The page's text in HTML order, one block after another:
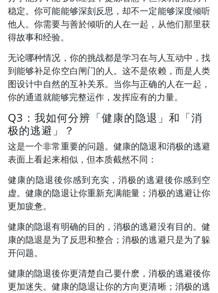
稳定。你可能能够深刻反思，却不一定能够深度倾听
他人。你需要与善於倾听的人在一起，从他们那里获
得故事和经验。
无论哪种情况，你的挑战都是学习在与人互动中，找
到能够补足你空白闸门的人。这不是依赖，而是人类
图设计中自然的互补关系。当你与正确的人在一起，
你的通道就能够完整运作，发挥应有的力量。
Q3：我如何分辨「健康的隐退」和「消
极的逃避」？
这是一个非常重要的问题。健康的隐退和消极的逃避
表面上看起来相似，但本质截然不同：
健康的隐退後你感到充实，消极的逃避後你感到空
虚。健康的隐退让你重新充满能量；消极的逃避让你
更加疲惫。
健康的隐退有明确的目的，消极的逃避没有目的。健
康的隐退是为了反思和整合；消极的逃避只是为了躲
开问题。
健康的隐退後你更清楚自己要什麽，消极的逃避後你
更加迷失。健康的隐退让你的方向更清晰；消极的逃